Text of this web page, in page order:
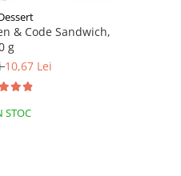
& Code Sandwich,
g
10,67 Lei
STOC